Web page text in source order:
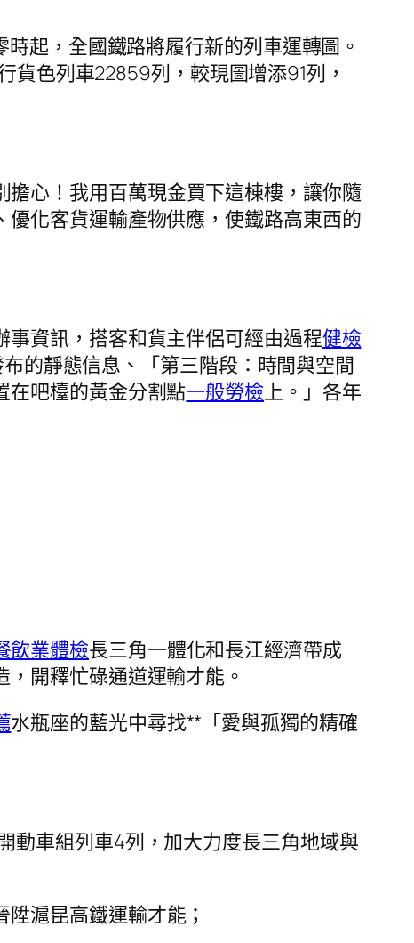
起，全國鐵路將履行新的列車運轉圖。
貨色列車22859列，較現圖增添91列，
心！我用百萬現金買下這棟樓，讓你隨
化客貨運輸產物供應，使鐵路高東西的
資訊，搭客和貨主伴侶可經由過程健檢
的靜態信息、「第三階段：時間與空間
在吧檯的黃金分割點一般勞檢上。」各年
飲業體檢長三角一體化和長江經濟帶成
，開釋忙碌通道運輸才能。
水瓶座的藍光中尋找**「愛與孤獨的精確
動車組列車4列，加大力度長三角地域與
滬昆高鐵運輸才能；